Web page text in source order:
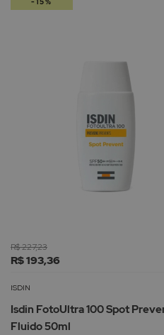
R$ 193,36
R$ 227,23
ISDIN
Isdin FotoUltra 100 Spot
Fluido 50ml
-15%